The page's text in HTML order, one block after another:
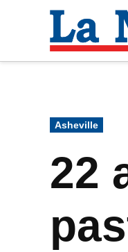
contenido
Publicado
en
Asheville
22